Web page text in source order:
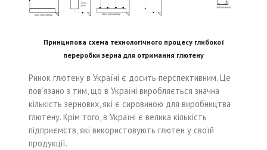
Принципова схема технологічного процесу глибокої
переробки зерна для отримання глютену
Ринок глютену в Україні є досить перспективним. Це
пов’язано з тим, що в Україні виробляється значна
кількість зернових, які є сировиною для виробництва
глютену. Крім того, в Україні є велика кількість
підприємств, які використовують глютен у своїй
продукції.